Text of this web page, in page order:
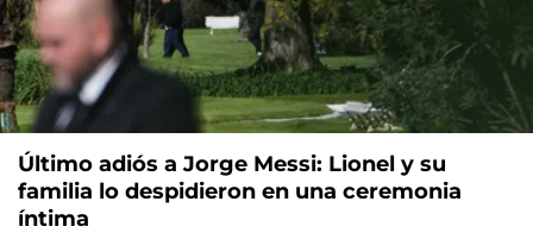
Último adiós a Jorge Messi: Lionel y su
familia lo despidieron en una ceremonia
íntima